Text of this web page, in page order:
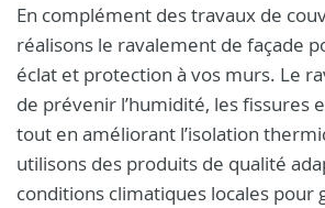
En complément des travaux de
réalisons le ravalement de façade
éclat et protection à vos murs. Le
de prévenir l’humidité, les fissures
tout en améliorant l’isolation
utilisons des produits de qualité
conditions climatiques locales pour